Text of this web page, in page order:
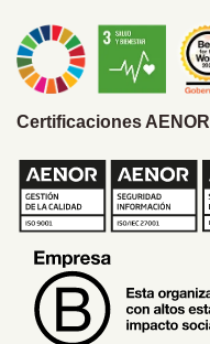
Certificaciones AENOR